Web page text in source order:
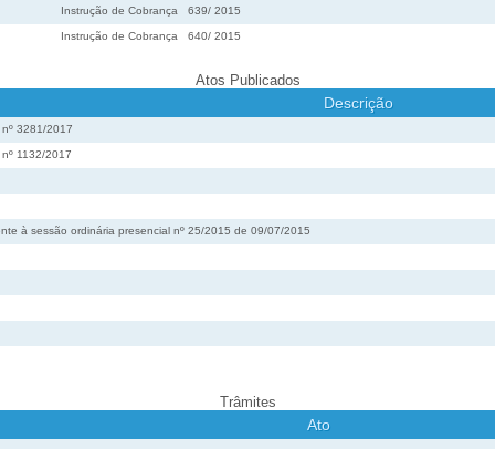
Instrução de Cobrança 639/ 2015
Instrução de Cobrança 640/ 2015
Atos Publicados
Descrição
3281/2017
1132/2017
à sessão ordinária presencial nº 25/2015 de 09/07/2015
Trâmites
Ato